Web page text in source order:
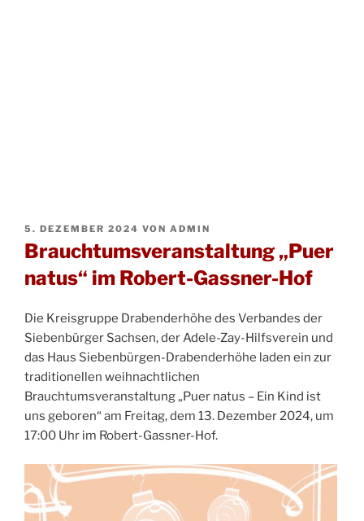
VERÖFFENTLICHT
AM
5. DEZEMBER 2024 VON ADMIN
Brauchtumsveranstaltung „Puer
natus“ im Robert-Gassner-Hof
Die Kreisgruppe Drabenderhöhe des Verbandes der
Siebenbürger Sachsen, der Adele-Zay-Hilfsverein und
das Haus Siebenbürgen-Drabenderhöhe laden ein zur
traditionellen weihnachtlichen
Brauchtumsveranstaltung „Puer natus – Ein Kind ist
uns geboren“ am Freitag, dem 13. Dezember 2024, um
17:00 Uhr im Robert-Gassner-Hof.